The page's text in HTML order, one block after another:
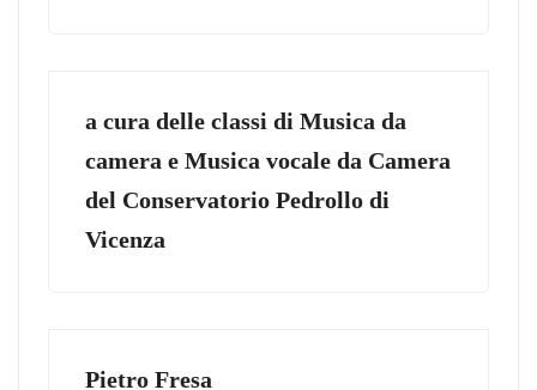
a cura delle classi di Musica da
camera e Musica vocale da Camera
del Conservatorio Pedrollo di
Vicenza
Pietro Fresa